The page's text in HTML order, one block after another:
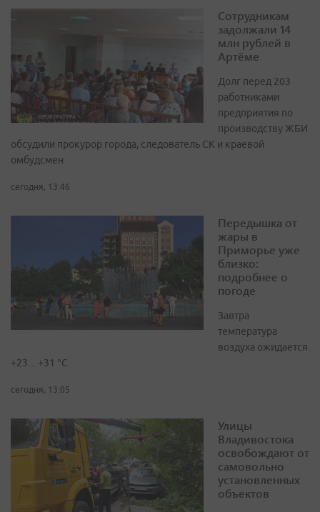
Сотрудникам
задолжали 14
млн рублей в
Артёме
Долг перед 203
работниками
предприятия по
производству ЖБИ
обсудили прокурор города, следователь СК и краевой
омбудсмен
сегодня, 13:46
Передышка от
жары в
Приморье уже
близко:
подробнее о
погоде
Завтра
температура
воздуха ожидается
+23…+31 °C
сегодня, 13:05
Улицы
Владивостока
освобождают от
самовольно
установленных
объектов